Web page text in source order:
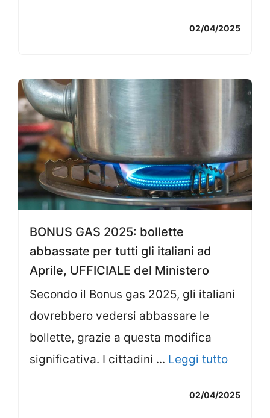
02/04/2025
BONUS GAS 2025: bollette
abbassate per tutti gli italiani ad
Aprile, UFFICIALE del Ministero
Secondo il Bonus gas 2025, gli italiani
dovrebbero vedersi abbassare le
bollette, grazie a questa modifica
significativa. I cittadini ... Leggi tutto
02/04/2025